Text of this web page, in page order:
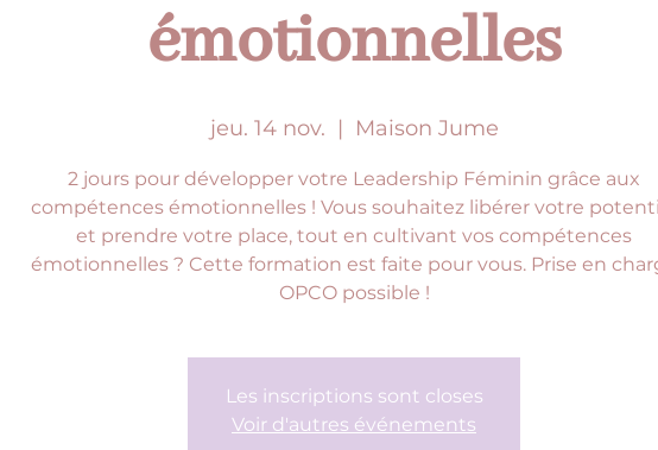
émotionnelles
jeu. 14 nov.
  |
Maison Jume
2 jours pour développer votre Leadership Féminin grâce aux
compétences émotionnelles ! Vous souhaitez libérer votre
et prendre votre place, tout en cultivant vos compétences
émotionnelles ? Cette formation est faite pour vous. Prise en
OPCO possible !
Les inscriptions sont closes
Voir d'autres événements